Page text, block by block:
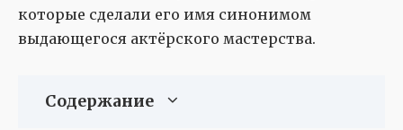
которые сделали его имя синонимом
выдающегося актёрского мастерства.
Содержание